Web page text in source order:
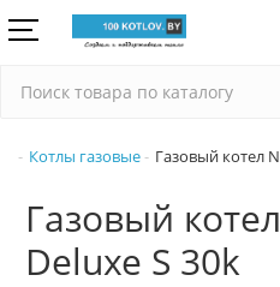
Котлы газовые Газовый котел
Газовый
Deluxe S 30k